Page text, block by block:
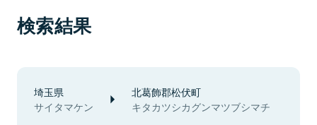
検索結果
埼玉県
サイタマケン
北葛飾郡松伏町
キタカツシカグンマツブシマチ